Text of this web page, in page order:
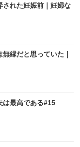
された妊娠前｜妊婦な
縁だと思っていた｜
は最高である#15